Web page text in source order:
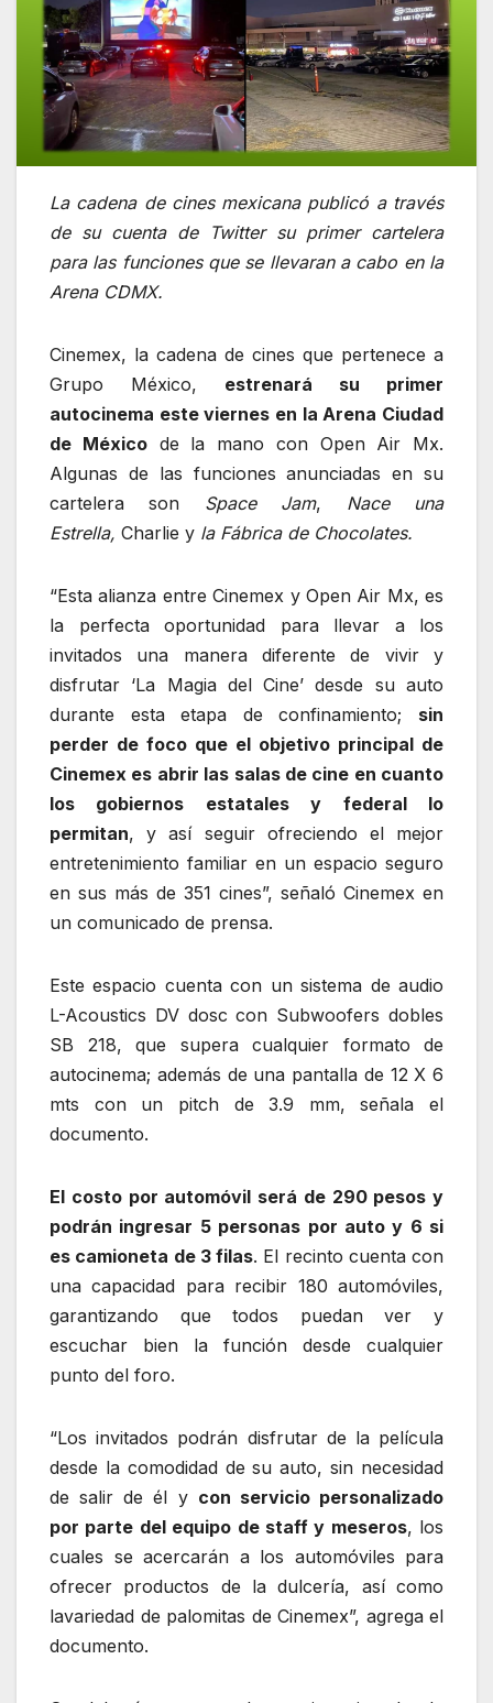
La cadena de cines mexicana publicó a través
de su cuenta de Twitter su primer cartelera
para las funciones que se llevaran a cabo en la
Arena CDMX.
Cinemex, la cadena de cines que pertenece a
Grupo México, estrenará su primer
autocinema este viernes en la Arena Ciudad
de Méxicode la mano con Open Air Mx.
Algunas de las funciones anunciadas en su
cartelera son Space Jam, Nace una
Estrella, Charlie y la Fábrica de Chocolates.
“Esta alianza entre Cinemex y Open Air Mx, es
la perfecta oportunidad para llevar a los
invitados una manera diferente de vivir y
disfrutar ‘La Magia del Cine’ desde su auto
durante esta etapa de confinamiento; sin
perder de foco que el objetivo principal de
Cinemex es abrir las salas de cine en cuanto
los gobiernos estatales y federal lo
permitan, y así seguir ofreciendo el mejor
entretenimiento familiar en un espacio seguro
en sus más de 351 cines”, señaló Cinemex en
un comunicado de prensa.
Este espacio cuenta con un sistema de audio
L-Acoustics DV dosc con Subwoofers dobles
SB 218, que supera cualquier formato de
autocinema; además de una pantalla de 12 X 6
mts con un pitch de 3.9 mm, señala el
documento.
El costo por automóvil será de 290 pesos y
podrán ingresar 5 personas por auto y 6 si
es camioneta de 3 filas. El recinto cuenta con
una capacidad para recibir 180 automóviles,
garantizando que todos puedan ver y
escuchar bien la función desde cualquier
punto del foro.
“Los invitados podrán disfrutar de la película
desde la comodidad de su auto, sin necesidad
de salir de él y con servicio personalizado
por parte del equipo de staff y meseros, los
cuales se acercarán a los automóviles para
ofrecer productos de la dulcería, así como
lavariedad de palomitas de Cinemex”, agrega el
documento.